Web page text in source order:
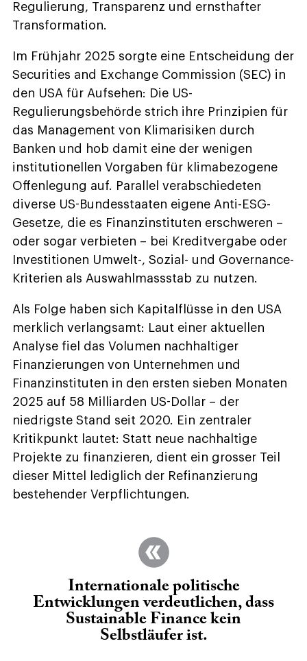
Regulierung, Transparenz und ernsthafter
Transformation.
Im Frühjahr 2025 sorgte eine Entscheidung der
Securities and Exchange Commission (SEC) in
den USA für Aufsehen: Die US-
Regulierungsbehörde strich ihre Prinzipien für
das Management von Klimarisiken durch
Banken und hob damit eine der wenigen
institutionellen Vorgaben für klimabezogene
Offenlegung auf. Parallel verabschiedeten
diverse US-Bundesstaaten eigene Anti-ESG-
Gesetze, die es Finanzinstituten erschweren –
oder sogar verbieten – bei Kreditvergabe oder
Investitionen Umwelt-, Sozial- und Governance-
Kriterien als Auswahlmassstab zu nutzen.
Als Folge haben sich Kapitalflüsse in den USA
merklich verlangsamt: Laut einer aktuellen
Analyse fiel das Volumen nachhaltiger
Finanzierungen von Unternehmen und
Finanzinstituten in den ersten sieben Monaten
2025 auf 58 Milliarden US-Dollar – der
niedrigste Stand seit 2020. Ein zentraler
Kritikpunkt lautet: Statt neue nachhaltige
Projekte zu finanzieren, dient ein grosser Teil
dieser Mittel lediglich der Refinanzierung
bestehender Verpflichtungen.
Internationale politische
Entwicklungen verdeutlichen, dass
Sustainable Finance kein
Selbstläufer ist.